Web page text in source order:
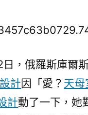
部
與
庫
爾
斯
，俄羅斯庫爾
計因「愛？ 天母
計動了一下，她